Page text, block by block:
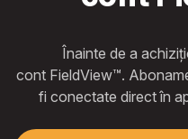
Înainte de a
cont FieldView™.
fi conectate direct în